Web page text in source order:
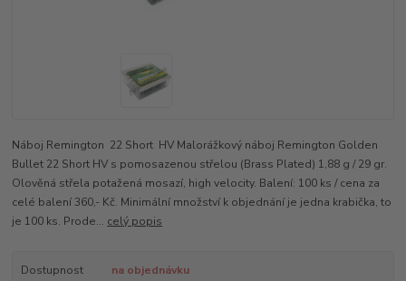
Náboj Remington 22 Short HV Malorážkový náboj Remington Golden
Bullet 22 Short HV s pomosazenou střelou (Brass Plated) 1,88 g / 29 gr.
Olověná střela potažená mosazí, high velocity. Balení: 100 ks / cena za
celé balení 360,- Kč. Minimální množství k objednání je jedna krabička, to
je 100 ks. Prode... celý popis
Dostupnost na objednávku